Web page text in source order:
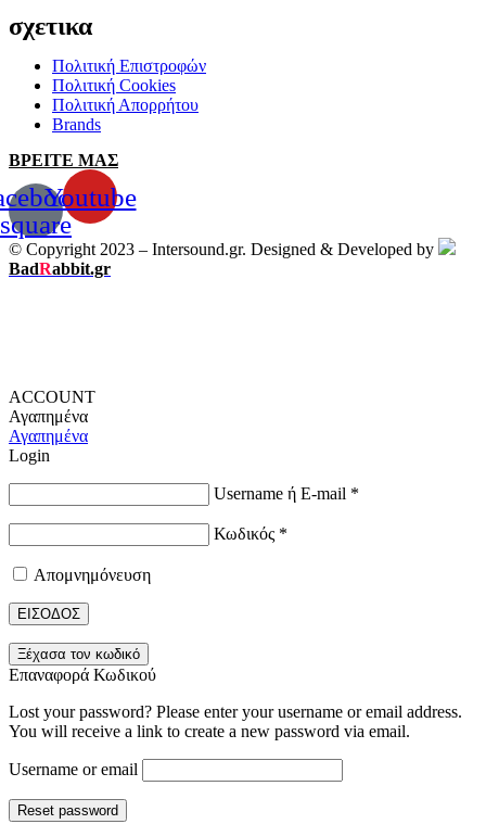
σχετικα
Πολιτική Επιστροφών
Πολιτική Cookies
Πολιτική Απορρήτου
Brands
ΒΡΕΙΤΕ ΜΑΣ
square
Youtube
© Copyright 2023 – Intersound.gr. Designed & Developed by
BadRabbit.gr
ACCOUNT
Αγαπημένα
Αγαπημένα
Login
Username ή E-mail *
Κωδικός *
Απομνημόνευση
ΕΙΣΟΔΟΣ
Ξέχασα τον κωδικό
Επαναφορά Κωδικού
Lost your password? Please enter your username or email address.
You will receive a link to create a new password via email.
Username or email
Reset password